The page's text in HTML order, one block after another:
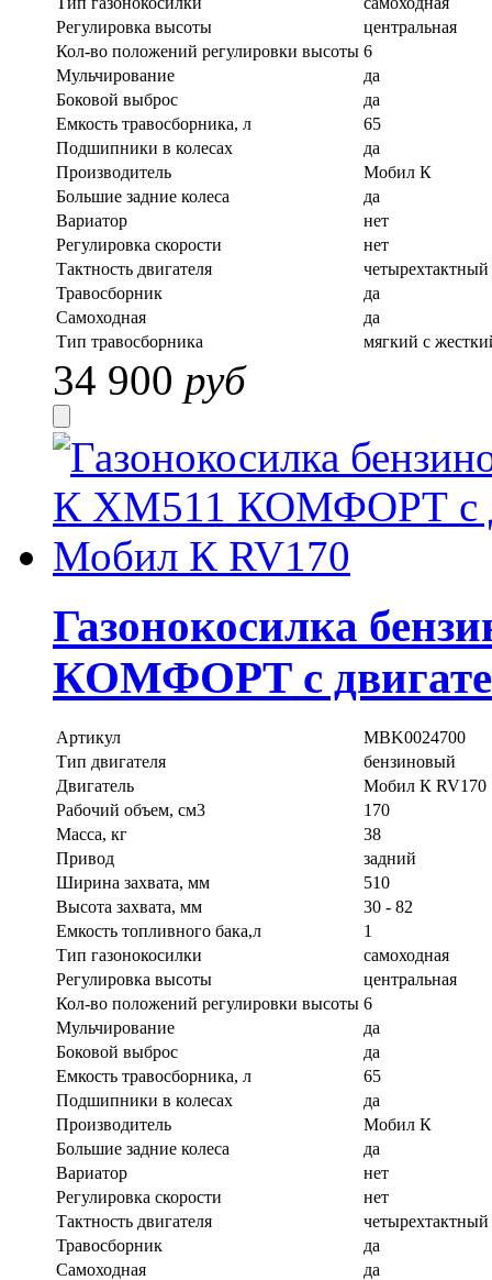
Регулировка высоты
центральная
Кол-во положений регулировки высоты 6
Мульчирование
да
Боковой выброс
да
Емкость травосборника, л
65
Подшипники в колесах
да
Производитель
Мобил К
Большие задние колеса
да
Вариатор
нет
Регулировка скорости
нет
Тактность двигателя
четырехтактный
Травосборник
да
Самоходная
да
Тип травосборника
мягкий с
34 900 руб
Газонокосилка
КОМФОРТ с
Артикул
MBK0024700
Тип двигателя
бензиновый
Двигатель
Мобил К RV170
Рабочий объем, см3
170
Масса, кг
38
Привод
задний
Ширина захвата, мм
510
Высота захвата, мм
30 - 82
Емкость топливного бака,л
1
Тип газонокосилки
самоходная
Регулировка высоты
центральная
Кол-во положений регулировки высоты 6
Мульчирование
да
Боковой выброс
да
Емкость травосборника, л
65
Подшипники в колесах
да
Производитель
Мобил К
Большие задние колеса
да
Вариатор
нет
Регулировка скорости
нет
Тактность двигателя
четырехтактный
Травосборник
да
Самоходная
да